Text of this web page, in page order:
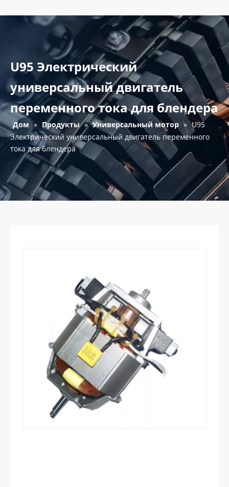
U95 Электрический
универсальный двигатель
переменного тока для блендера
Дом » Продукты » Универсальный мотор » U95
Электрический универсальный двигатель переменного
тока для блендера